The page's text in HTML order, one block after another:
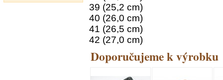
39 (25,2 cm)
40 (26,0 cm)
41 (26,5 cm)
42 (27,0 cm)
Doporučujeme k výrobku